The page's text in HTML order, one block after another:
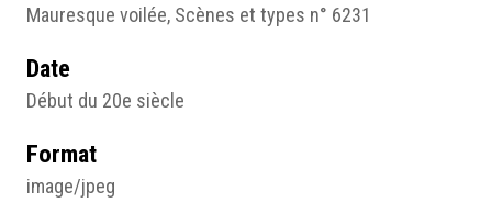
Mauresque voilée, Scènes et types n° 6231
Date
Début du 20e siècle
Format
image/jpeg